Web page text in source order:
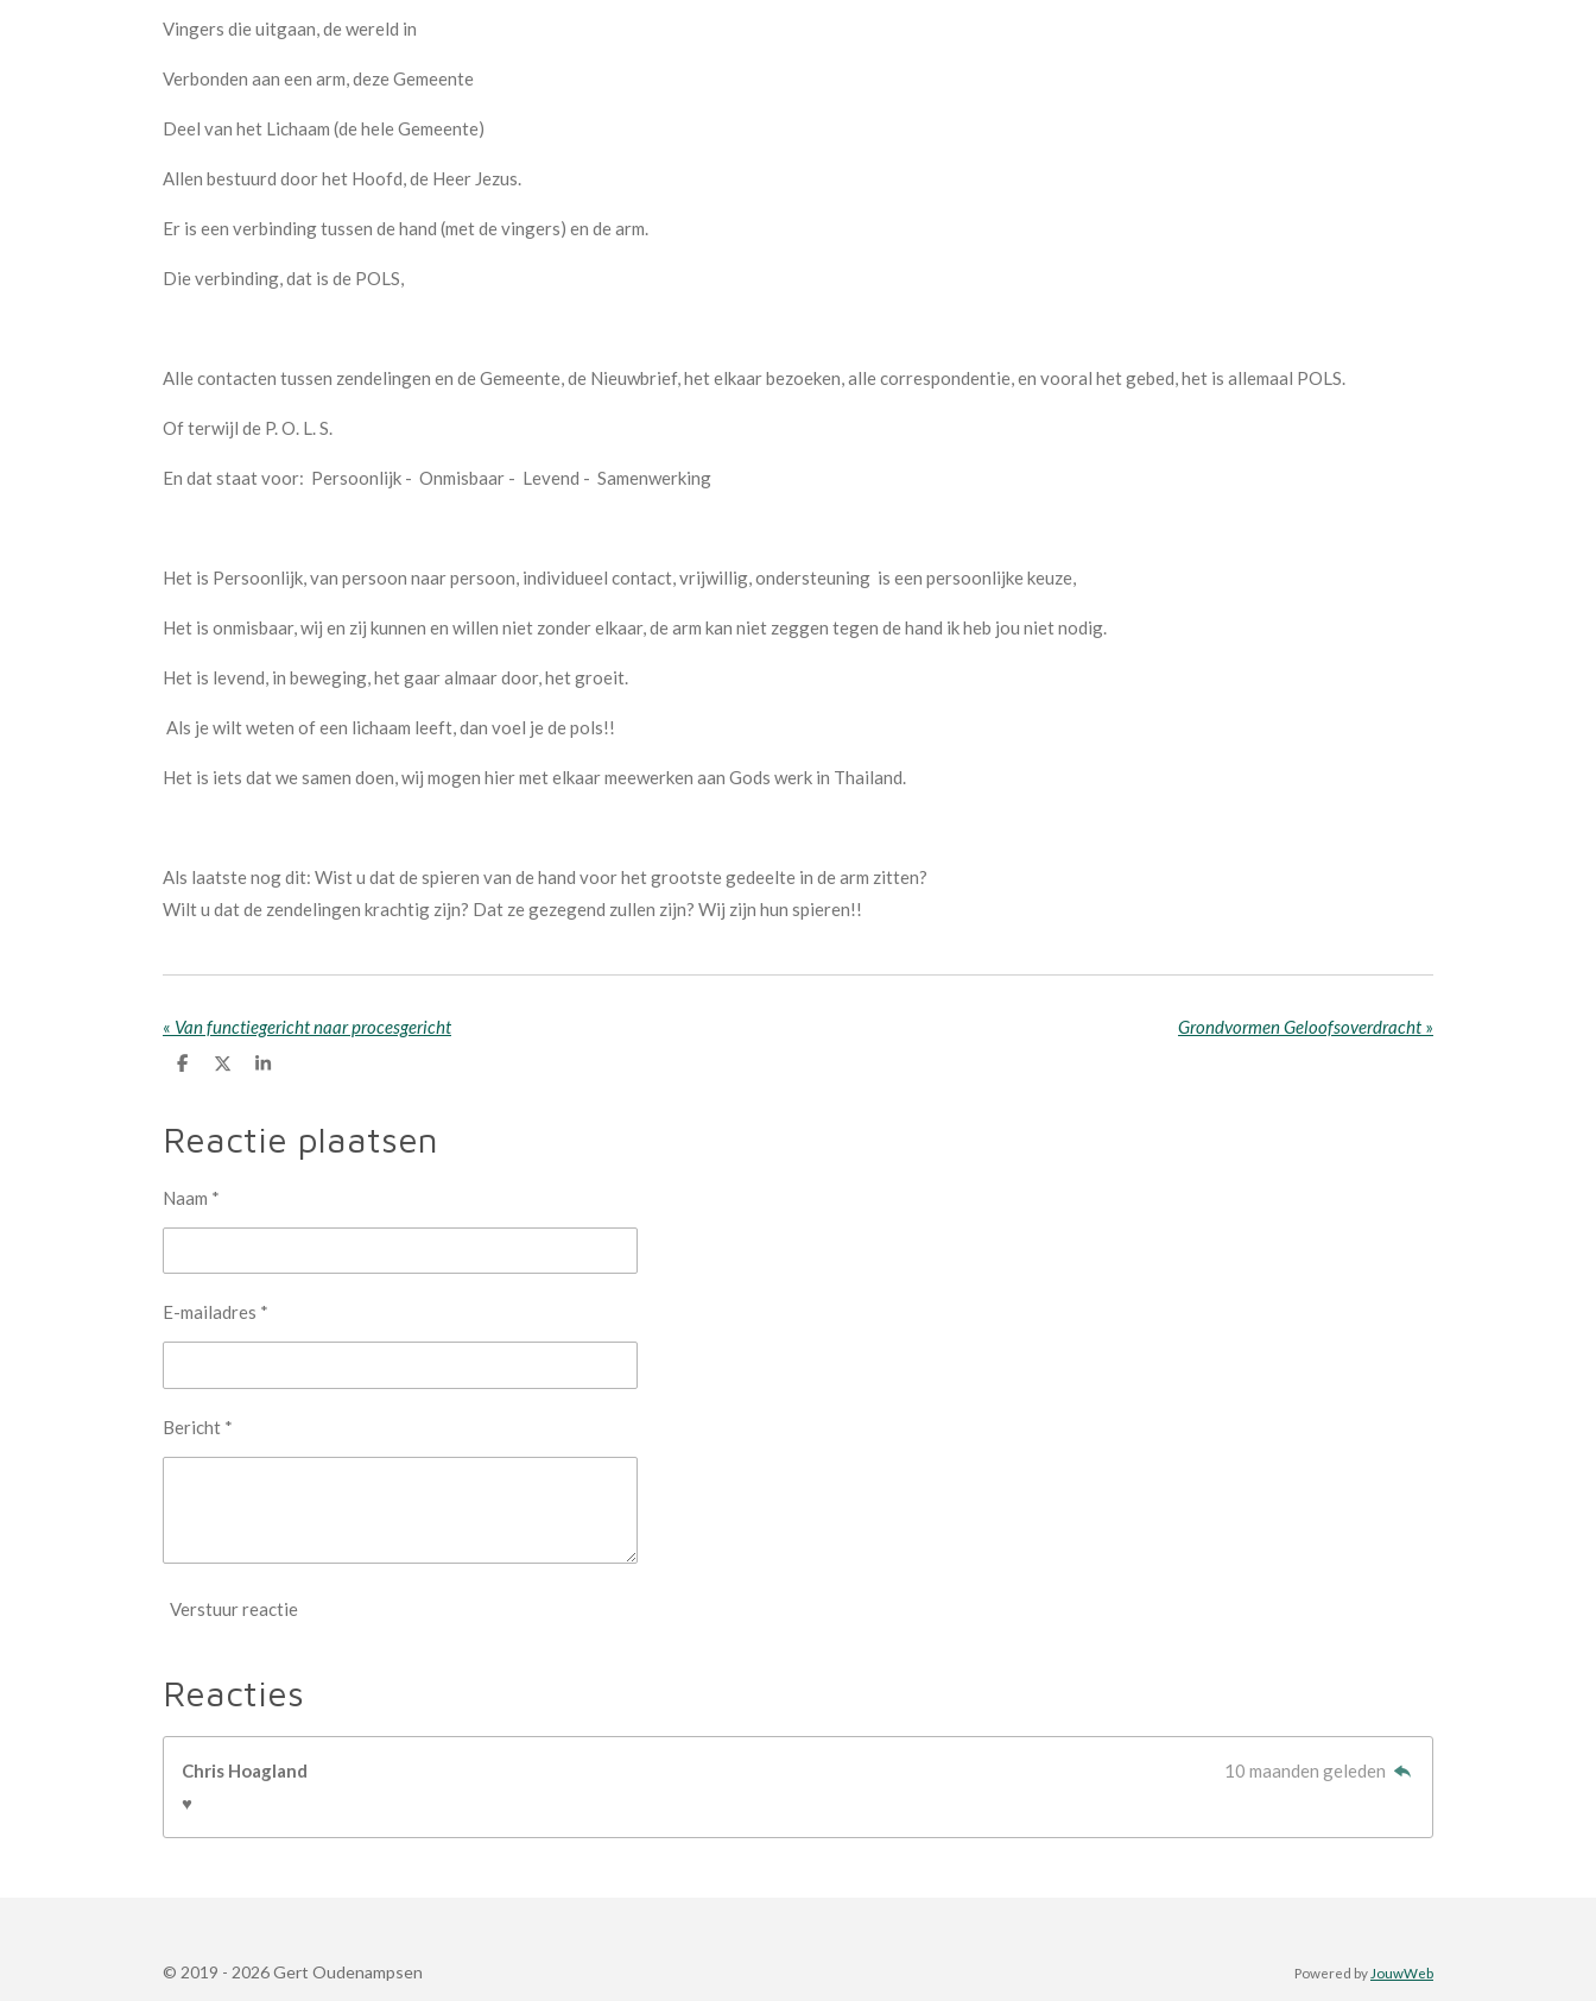
Vingers die uitgaan, de wereld in
Verbonden aan een arm, deze Gemeente
Deel van het Lichaam (de hele Gemeente)
Allen bestuurd door het Hoofd, de Heer Jezus.
Er is een verbinding tussen de hand (met de vingers) en de arm.
Die verbinding, dat is de POLS,
Alle contacten tussen zendelingen en de Gemeente, de Nieuwbrief, het elkaar bezoeken, alle correspondentie, en vooral het gebed, het is allemaal POLS.
Of terwijl de P. O. L. S.
En dat staat voor: Persoonlijk - Onmisbaar - Levend - Samenwerking
Het is Persoonlijk, van persoon naar persoon, individueel contact, vrijwillig, ondersteuning is een persoonlijke keuze,
Het is onmisbaar, wij en zij kunnen en willen niet zonder elkaar, de arm kan niet zeggen tegen de hand ik heb jou niet nodig.
Het is levend, in beweging, het gaar almaar door, het groeit.
Als je wilt weten of een lichaam leeft, dan voel je de pols!!
Het is iets dat we samen doen, wij mogen hier met elkaar meewerken aan Gods werk in Thailand.
Als laatste nog dit: Wist u dat de spieren van de hand voor het grootste gedeelte in de arm zitten?
Wilt u dat de zendelingen krachtig zijn? Dat ze gezegend zullen zijn? Wij zijn hun spieren!!
« Van functiegericht naar procesgericht Grondvormen Geloofsoverdracht »
D
n
D
S
e
Reactie plaatsen
Naam *
E-mailadres *
Bericht *
Verstuur reactie
Reacties
Chris Hoagland
10 maanden geleden
♥
© 2019 - 2026 Gert Oudenampsen Powered by JouwWeb